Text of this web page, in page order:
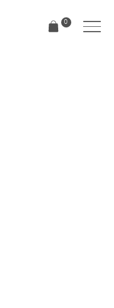
0